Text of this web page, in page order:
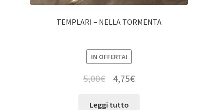
TEMPLARI – NELLA TORMENTA
IN OFFERTA!
5,00€ 4,75€
Leggi tutto